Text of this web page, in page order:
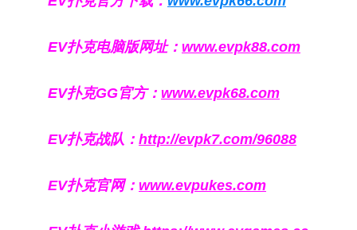
EV扑克电脑版网址： www.evpk88.com
EV扑克GG官方： www.evpk68.com
EV扑克战队： http://evpk7.com/96088
EV扑克官网： www.evpukes.com